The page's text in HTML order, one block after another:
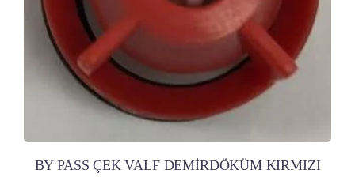
BY PASS ÇEK VALF DEMİRDÖKÜM KIRMIZI